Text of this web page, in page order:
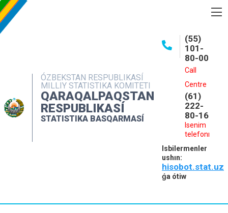
ÓZBEKSTAN RESPUBLIKASÍ
MILLIY STATISTIKA KOMITETI
QARAQALPAQSTAN
RESPUBLIKASÍ
STATISTIKA BASQARMASÍ
(55)
101-
80-00
Call
Centre
(61)
222-
80-16
Isenim
telefonı
Isbilermenler
ushın:
hisobot.stat.uz
ǵa ótiw
INTERAKTIV XIZMETLER
MÁLIMLEME XIZMETI
MÚRÁJAATLAR